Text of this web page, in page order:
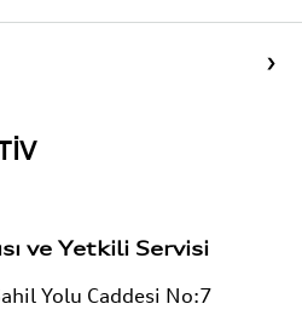
ve Yetkili Servisi
Yolu Caddesi No:7